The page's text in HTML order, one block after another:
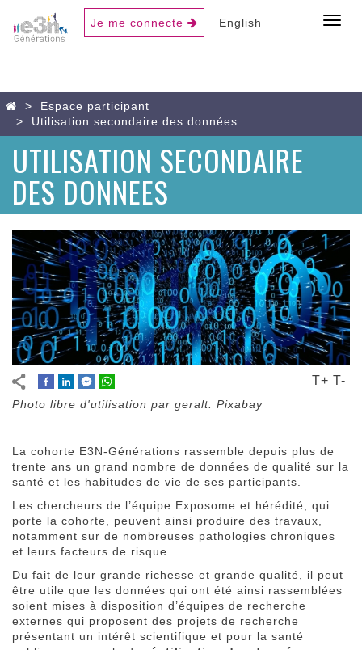
Aller
USER
ACCOUNT
MENU
Je me connecte English
HomeEspace participant
Utilisation secondaire des données
UTILISATION SECONDAIRE
DES DONNEES
T+ T-
Photo libre d'utilisation par geralt. Pixabay
La cohorte E3N-Générations rassemble depuis plus de
trente ans un grand nombre de données de qualité sur la
santé et les habitudes de vie de ses participants.
Les chercheurs de l’équipe Exposome et hérédité, qui
porte la cohorte, peuvent ainsi produire des travaux,
notamment sur de nombreuses pathologies chroniques
et leurs facteurs de risque.
Du fait de leur grande richesse et grande qualité, il peut
être utile que les données qui ont été ainsi rassemblées
soient mises à disposition d’équipes de recherche
externes qui proposent des projets de recherche
présentant un intérêt scientifique et pour la santé